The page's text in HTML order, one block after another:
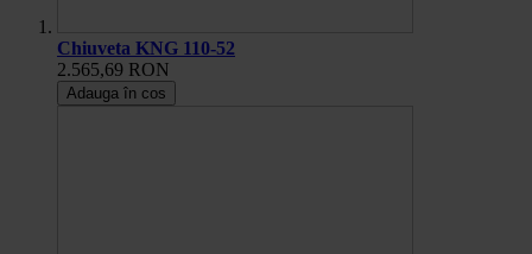
Chiuveta KNG 110-52
2.565,69 RON
Adauga în cos